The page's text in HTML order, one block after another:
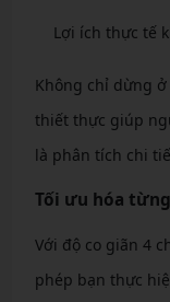
Lợi ích thực tế
Không chỉ dừng
thiết thực giúp
là phân tích chi
Tối ưu hóa
Với độ co giãn 4
phép bạn thực